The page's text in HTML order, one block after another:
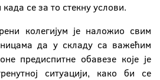
се за то стекну услови.
колегијум је наложио свим
да у складу са важећим
предиспитне обавезе које је
ситуацији, како би се